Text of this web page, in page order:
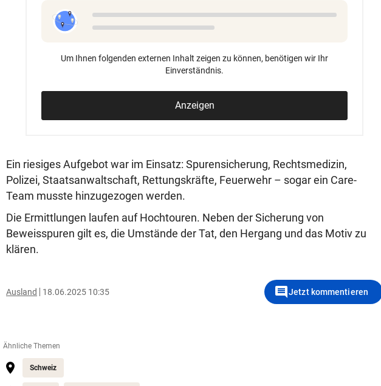
Um Ihnen folgenden externen Inhalt zeigen zu können, benötigen wir Ihr
Einverständnis.
Anzeigen
Ein riesiges Aufgebot war im Einsatz: Spurensicherung, Rechtsmedizin,
Polizei, Staatsanwaltschaft, Rettungskräfte, Feuerwehr – sogar ein Care-
Team musste hinzugezogen werden.
Die Ermittlungen laufen auf Hochtouren. Neben der Sicherung von
Beweisspuren gilt es, die Umstände der Tat, den Hergang und das Motiv zu
klären.
Ausland 18.06.2025 10:35 commentJetzt kommentieren
Ähnliche Themen
Schweiz